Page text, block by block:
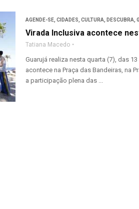
AGENDE-SE CIDADES CULTURA DESCUBRA
Virada Inclusiva acontece
Tatiana Macedo
Guarujá realiza nesta quarta (7), das
acontece na Praça das Bandeiras, na
a participação plena das ...